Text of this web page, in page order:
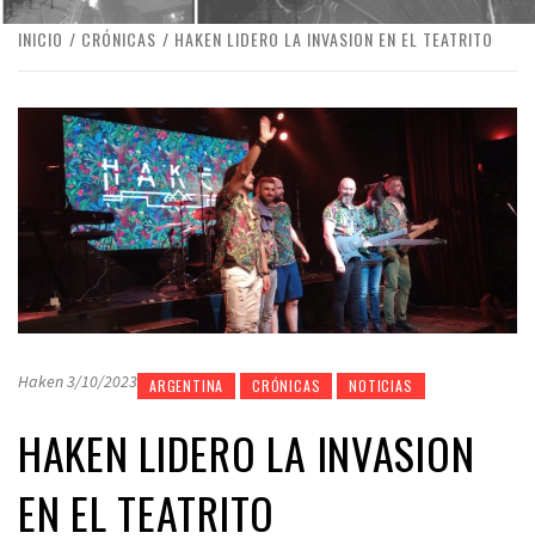
INICIO CRÓNICAS HAKEN LIDERO LA INVASION EN EL TEATRITO
Haken 3/10/2023 ARGENTINA CRÓNICAS NOTICIAS
HAKEN LIDERO LA INVASION
EN EL TEATRITO